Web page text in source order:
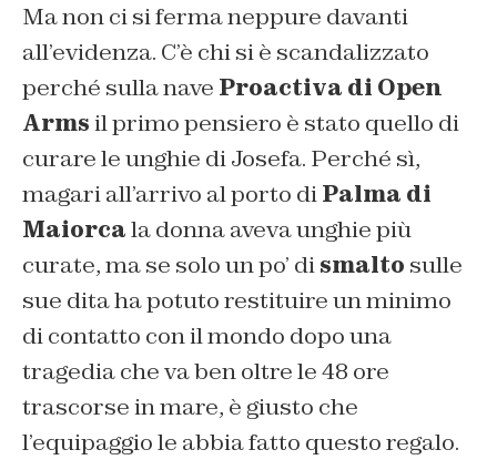
Ma non ci si ferma neppure davanti
all’evidenza. C’è chi si è scandalizzato
perché sulla nave Proactiva di Open
Armsil primo pensiero è stato quello di
curare le unghie di Josefa. Perché sì,
magari all’arrivo al porto diPalma di
Maiorcala donna aveva unghie più
curate, ma se solo un po’ dismalto sulle
sue dita ha potuto restituire un minimo
di contatto con il mondo dopo una
tragedia che va ben oltre le 48 ore
trascorse in mare, è giusto che
l’equipaggio le abbia fatto questo regalo.